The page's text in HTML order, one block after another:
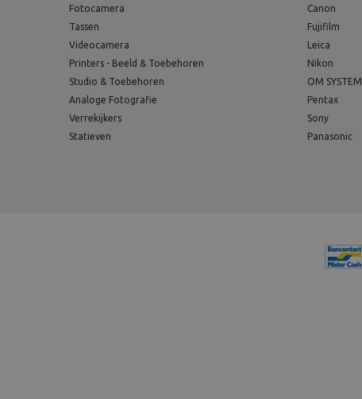
Fotocamera
Tassen
Videocamera
Printers - Beeld & Toebehoren
Studio & Toebehoren
Analoge Fotografie
Verrekijkers
Statieven
Canon
Fujifilm
Leica
Nikon
OM SYSTEM
Pentax
Sony
Panasonic